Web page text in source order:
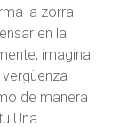
la zorra
en la
imagina
de manera